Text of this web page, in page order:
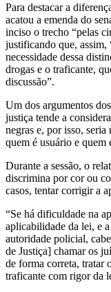
Para destacar a
acatou a emenda do
inciso o trecho “pelas
justificando que, assim,
necessidade dessa
drogas e o traficante,
discussão”.
Um dos argumentos
justiça tende a
negras e, por isso,
quem é usuário e quem
Durante a sessão, o
discrimina por cor ou
casos, tentar corrigir a
“Se há dificuldade na
aplicabilidade da lei, e
autoridade policial,
de Justiça] chamar os
de forma correta, tratar
traficante com rigor da